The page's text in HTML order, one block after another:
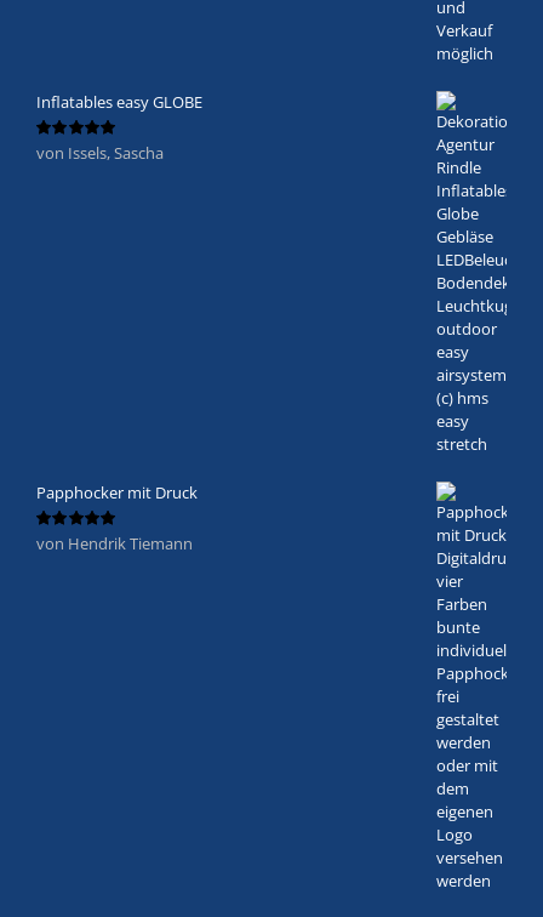
Inflatables easy GLOBE
Bewertet
von Issels, Sascha
Papphocker mit Druck
Bewertet
von Hendrik Tiemann